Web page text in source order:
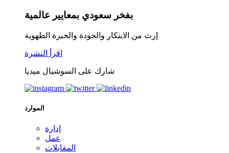
بفخر سعودي بمعايير عالمية
إرث من الابتكار والجودة والخبرة الطهوية
اقرأ النشرة
شارك على السوشيال ميديا
الموارد
إدارة
عمل
المقابلات